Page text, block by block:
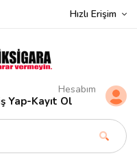
Hızlı Erişim
Hesabım
Yap-Kayıt Ol